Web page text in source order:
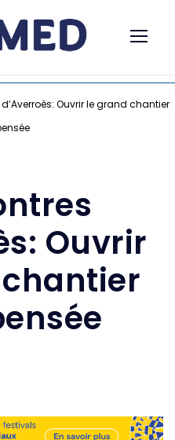
Ouvrir le grand chantier
Ouvrir